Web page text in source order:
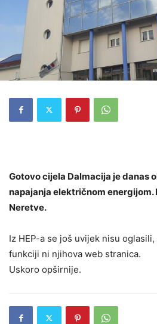
Gotovo cijela Dalmacija je danas
napajanja električnom energijom.
Neretve.
Iz HEP-a se još uvijek nisu
funkciji ni njihova web stranica.
Uskoro opširnije.